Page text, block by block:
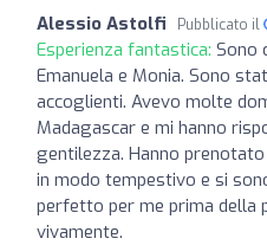
Alessio Astolfi Pubblicato il
Esperienza fantastica: Sono
Emanuela e Monia. Sono
accoglienti. Avevo molte
Madagascar e mi hanno
gentilezza. Hanno
in modo tempestivo e si
perfetto per me prima della
vivamente.